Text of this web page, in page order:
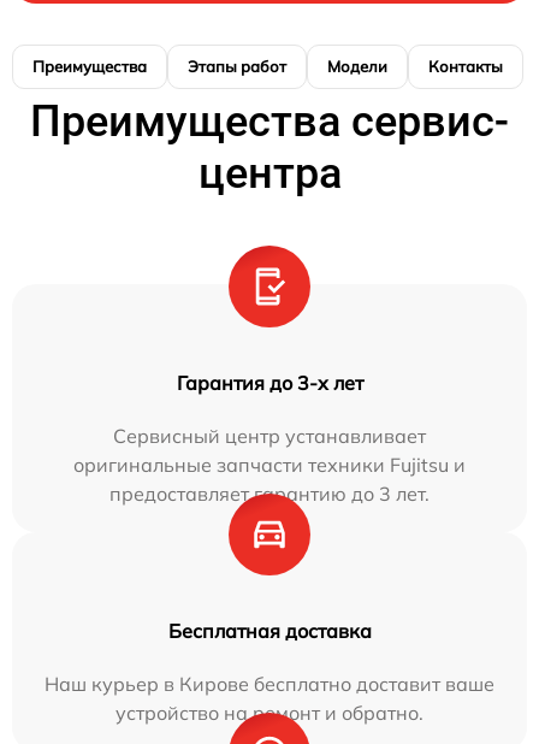
Преимущества Этапы работ Модели Контакты
Преимущества сервис-
центра
Гарантия до 3-х лет
Сервисный центр устанавливает
оригинальные запчасти техники Fujitsu и
предоставляет гарантию до 3 лет.
Бесплатная доставка
Наш курьер в Кирове бесплатно доставит ваше
устройство на ремонт и обратно.